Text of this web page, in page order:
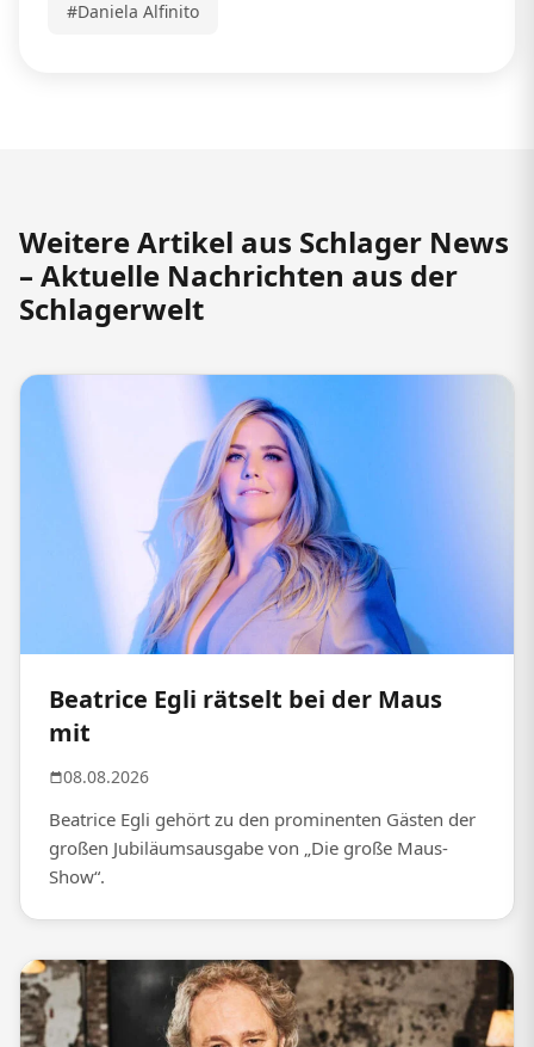
#Daniela Alfinito
Weitere Artikel aus Schlager News
– Aktuelle Nachrichten aus der
Schlagerwelt
Beatrice Egli rätselt bei der Maus
mit
08.08.2026
Beatrice Egli gehört zu den prominenten Gästen der
großen Jubiläumsausgabe von „Die große Maus-
Show“.